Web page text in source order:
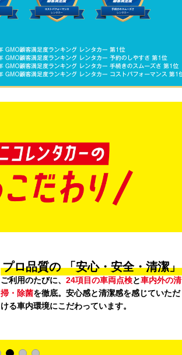
プロ品質の 「安心・安全・清潔」
ご利用のたびに、 24項目の車両点検と車内外の清
掃・除菌を徹底。安心感と清潔感を感じていただ
ける車内環境にこだわっています。